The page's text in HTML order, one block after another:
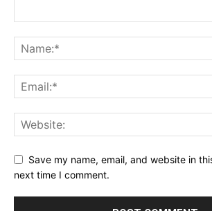
Save my name, email, and website in
next time I comment.